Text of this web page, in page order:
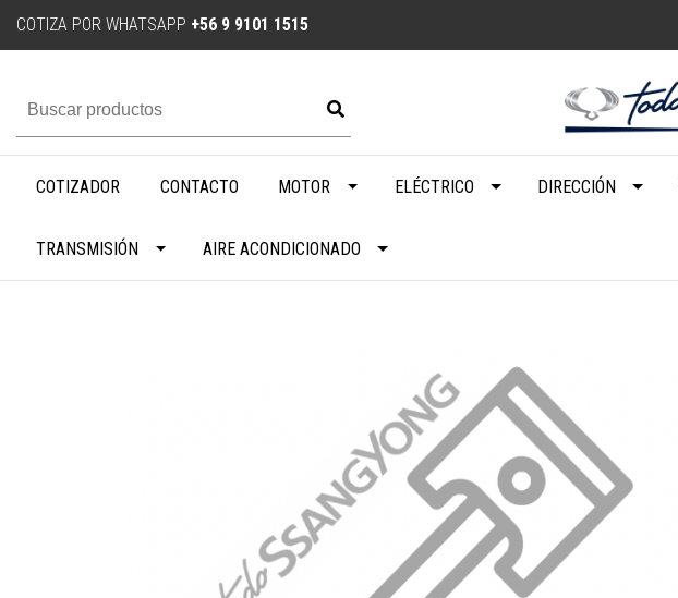
COTIZA POR WHATSAPP +56 9 9101 1515
COTIZADOR CONTACTO MOTOR ELÉCTRICO DIRECCIÓN
TRANSMISIÓN AIRE ACONDICIONADO